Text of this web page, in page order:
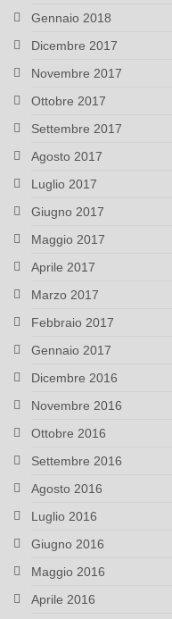
Gennaio 2018
Dicembre 2017
Novembre 2017
Ottobre 2017
Settembre 2017
Agosto 2017
Luglio 2017
Giugno 2017
Maggio 2017
Aprile 2017
Marzo 2017
Febbraio 2017
Gennaio 2017
Dicembre 2016
Novembre 2016
Ottobre 2016
Settembre 2016
Agosto 2016
Luglio 2016
Giugno 2016
Maggio 2016
Aprile 2016